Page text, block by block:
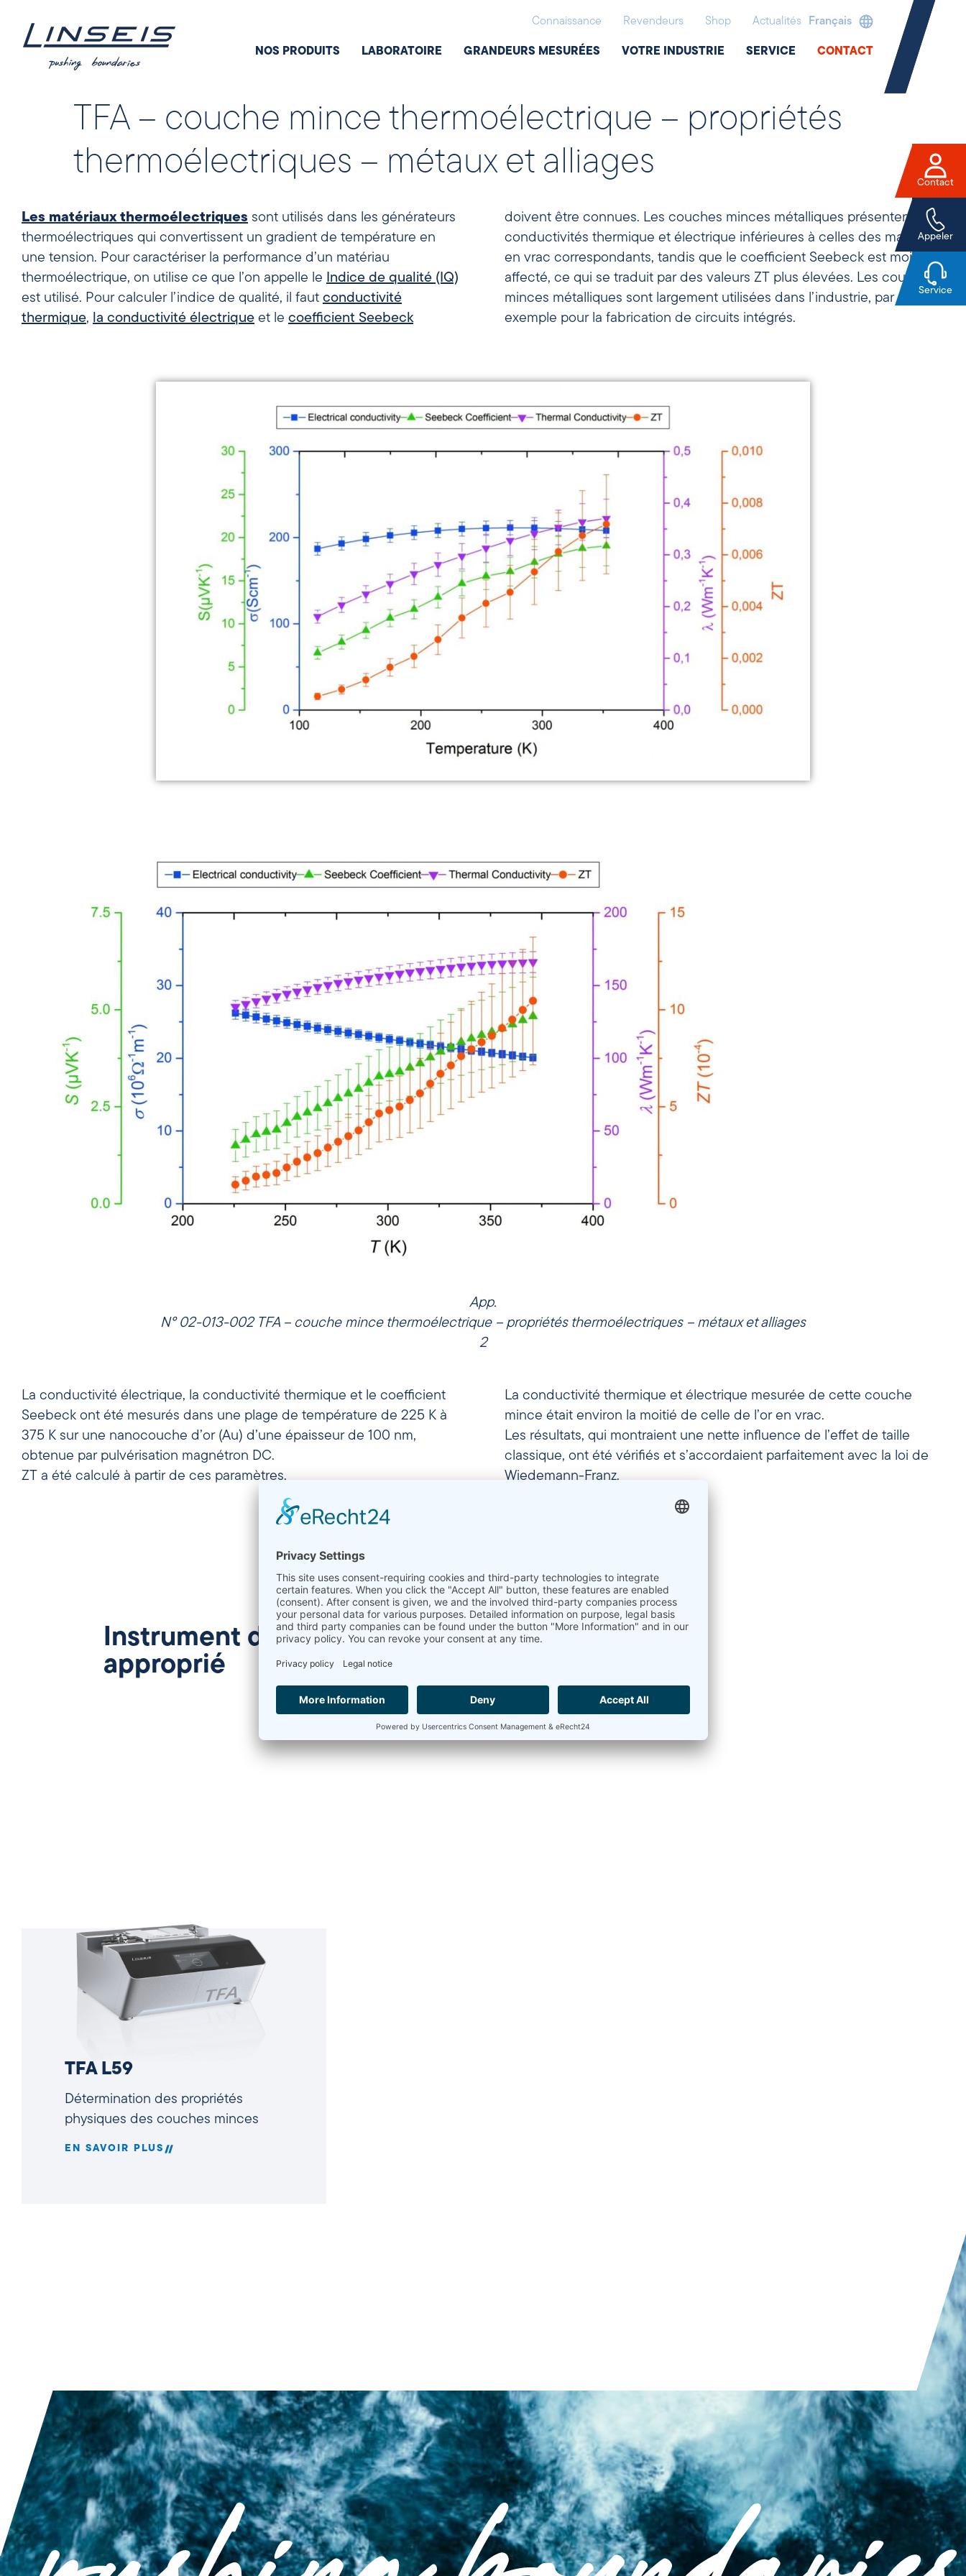
Connaissance Revendeurs Shop Actualités Français
NOS PRODUITS LABORATOIRE GRANDEURS MESURÉES VOTRE INDUSTRIE SERVICE CONTACT
TFA – couche mince thermoélectrique – propriétés
thermoélectriques – métaux et alliages
Les matériaux thermoélectriques sont utilisés dans les générateurs
thermoélectriques qui convertissent un gradient de température en
une tension. Pour caractériser la performance d’un matériau
thermoélectrique, on utilise ce que l’on appelle le Indice de qualité (IQ)
est utilisé. Pour calculer l’indice de qualité, il faut conductivité
thermique, la conductivité électrique et le coefficient Seebeck
doivent être connues. Les couches minces métalliques présentent des
conductivités thermique et électrique inférieures à celles des matériaux
en vrac correspondants, tandis que le coefficient Seebeck est moins
affecté, ce qui se traduit par des valeurs ZT plus élevées. Les couches
minces métalliques sont largement utilisées dans l’industrie, par
exemple pour la fabrication de circuits intégrés.
App.
N° 02-013-002 TFA – couche mince thermoélectrique – propriétés thermoélectriques – métaux et alliages
2
La conductivité électrique, la conductivité thermique et le coefficient
Seebeck ont été mesurés dans une plage de température de 225 K à
375 K sur une nanocouche d’or (Au) d’une épaisseur de 100 nm,
obtenue par pulvérisation magnétron DC.
ZT a été calculé à partir de ces paramètres.
La conductivité thermique et électrique mesurée de cette couche
mince était environ la moitié de celle de l’or en vrac.
Les résultats, qui montraient une nette influence de l’effet de taille
classique, ont été vérifiés et s’accordaient parfaitement avec la loi de
Wiedemann-Franz.
Instrument de mesure
approprié
TFA L59
Détermination des propriétés
physiques des couches minces
EN SAVOIR PLUS
Contact
Appeler
Service